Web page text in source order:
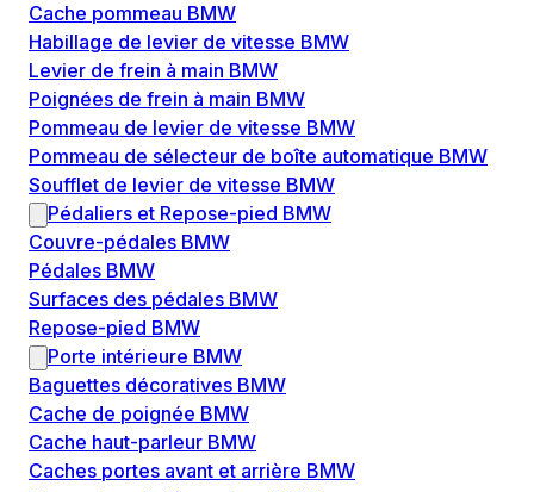
Cache pommeau BMW
Habillage de levier de vitesse BMW
Levier de frein à main BMW
Poignées de frein à main BMW
Pommeau de levier de vitesse BMW
Pommeau de sélecteur de boîte automatique BMW
Soufflet de levier de vitesse BMW
Pédaliers et Repose-pied BMW
Couvre-pédales BMW
Pédales BMW
Surfaces des pédales BMW
Repose-pied BMW
Porte intérieure BMW
Baguettes décoratives BMW
Cache de poignée BMW
Cache haut-parleur BMW
Caches portes avant et arrière BMW